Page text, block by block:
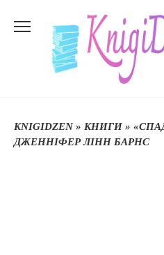
до
KNIGIDZEN» КНИГИ »
ДЖЕННІФЕР ЛІНН БАРНС